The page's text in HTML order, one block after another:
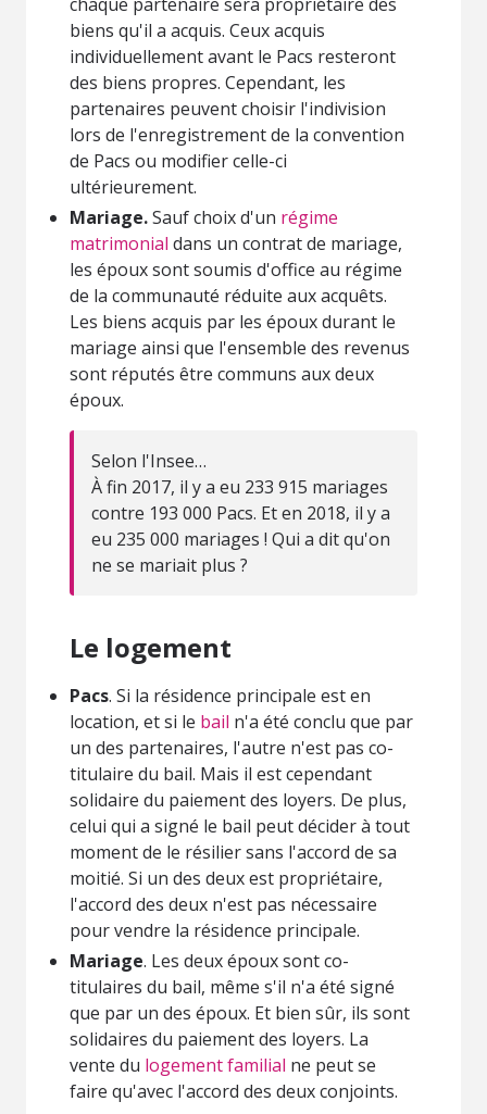
biens qu'il a acquis. Ceux acquis
individuellement avant le Pacs resteront
des biens propres. Cependant, les
partenaires peuvent choisir l'indivision
lors de l'enregistrement de la convention
de Pacs ou modifier celle-ci
ultérieurement.
Mariage.Sauf choix d'un régime
matrimonial dans un contrat de mariage,
les époux sont soumis d'office au régime
de la communauté réduite aux acquêts.
Les biens acquis par les époux durant le
mariage ainsi que l'ensemble des revenus
sont réputés être communs aux deux
époux.
Selon l'Insee…
À fin 2017, il y a eu 233 915 mariages
contre 193 000 Pacs. Et en 2018, il y a
eu 235 000 mariages ! Qui a dit qu'on
ne se mariait plus ?
Le logement
Pacs. Si la résidence principale est en
location, et si le bail n'a été conclu que par
un des partenaires, l'autre n'est pas co-
titulaire du bail. Mais il est cependant
solidaire du paiement des loyers. De plus,
celui qui a signé le bail peut décider à tout
moment de le résilier sans l'accord de sa
moitié. Si un des deux est propriétaire,
l'accord des deux n'est pas nécessaire
pour vendre la résidence principale.
Mariage. Les deux époux sont co-
titulaires du bail, même s'il n'a été signé
que par un des époux. Et bien sûr, ils sont
solidaires du paiement des loyers. La
vente du logement familial ne peut se
faire qu'avec l'accord des deux conjoints.